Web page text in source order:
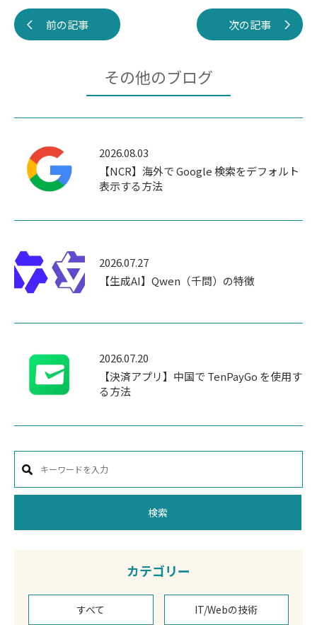
前の記事 次の記事
その他のブログ
2026.08.03
【NCR】海外で Google 検索をデフォルト
表示する方法
2026.07.27
【生成AI】Qwen（千問）の特徴
2026.07.20
【決済アプリ】中国で TenPayGo を使用す
る方法
検索
カテゴリー
すべて IT/Webの技術